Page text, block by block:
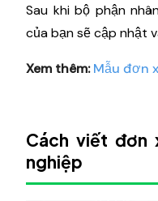
Sau khi bộ phận
của bạn sẽ cập nhật
Xem thêm: Mẫu đơn
Cách viết đơn
nghiệp